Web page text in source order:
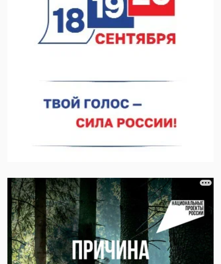
06.08.2026 15:03
Более 30 нижегородцев прошли обучение для соцконтракта
06.08.2026 14:46